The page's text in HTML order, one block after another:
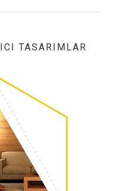
TASARIMLAR